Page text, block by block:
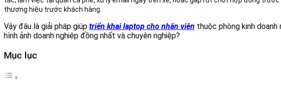
thương hiệu trước khách hàng.
Vậy đâu là giải pháp giúp triển khai laptop cho nhân viên thuộc phòng kinh
hình ảnh doanh nghiệp đồng nhất và chuyên nghiệp?
Mục lục